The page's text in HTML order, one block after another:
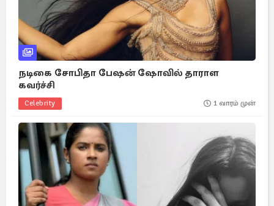
நடிகை சோபிதா பேஷன் ஷோவில் தாராள
கவர்ச்சி
Celebrity 1 வாரம் முன்